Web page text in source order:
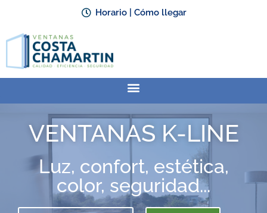
Horario | Cómo llegar
VENTANAS K-LINE
Luz, confort, estética,
color, seguridad...